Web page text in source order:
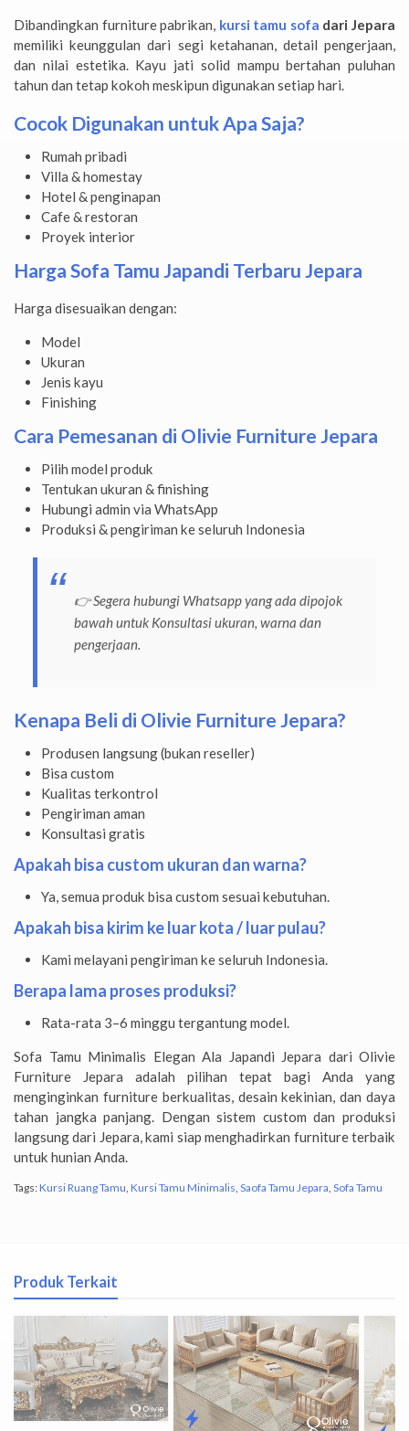
Dibandingkan furniture pabrikan, kursi tamu sofa dari Jepara
memiliki keunggulan dari segi ketahanan, detail pengerjaan,
dan nilai estetika. Kayu jati solid mampu bertahan puluhan
tahun dan tetap kokoh meskipun digunakan setiap hari.
Cocok Digunakan untuk Apa Saja?
Rumah pribadi
Villa & homestay
Hotel & penginapan
Cafe & restoran
Proyek interior
Harga Sofa Tamu Japandi Terbaru Jepara
Harga disesuaikan dengan:
Model
Ukuran
Jenis kayu
Finishing
Cara Pemesanan di Olivie Furniture Jepara
Pilih model produk
Tentukan ukuran & finishing
Hubungi admin via WhatsApp
Produksi & pengiriman ke seluruh Indonesia
👉 Segera hubungi Whatsapp yang ada dipojok
bawah untuk Konsultasi ukuran, warna dan
pengerjaan.
Kenapa Beli di Olivie Furniture Jepara?
Produsen langsung (bukan reseller)
Bisa custom
Kualitas terkontrol
Pengiriman aman
Konsultasi gratis
Apakah bisa custom ukuran dan warna?
Ya, semua produk bisa custom sesuai kebutuhan.
Apakah bisa kirim ke luar kota / luar pulau?
Kami melayani pengiriman ke seluruh Indonesia.
Berapa lama proses produksi?
Rata-rata 3–6 minggu tergantung model.
Sofa Tamu Minimalis Elegan Ala Japandi Jepara dari Olivie
Furniture Jepara adalah pilihan tepat bagi Anda yang
menginginkan furniture berkualitas, desain kekinian, dan daya
tahan jangka panjang. Dengan sistem custom dan produksi
langsung dari Jepara, kami siap menghadirkan furniture terbaik
untuk hunian Anda.
Tags:Kursi Ruang Tamu, Kursi Tamu Minimalis, Saofa Tamu Jepara, Sofa Tamu
Produk Terkait